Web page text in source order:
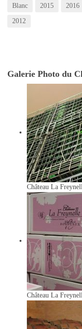
Blanc 2015 2016
2012
Galerie Photo du
Château La
Château La